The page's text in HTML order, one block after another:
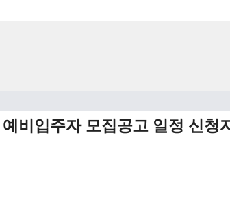
비입주자 모집공고 일정 신청